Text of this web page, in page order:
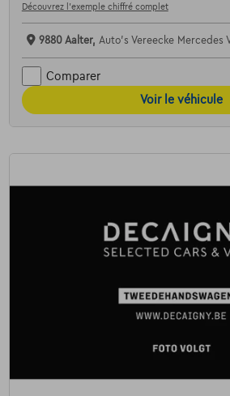
Découvrez l’exemple chiffré complet
9880 Aalter, Auto's Vereecke Mercedes
Comparer
Voir le véhicule